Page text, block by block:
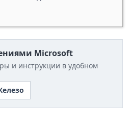
Microsoft
и инструкции в удобном